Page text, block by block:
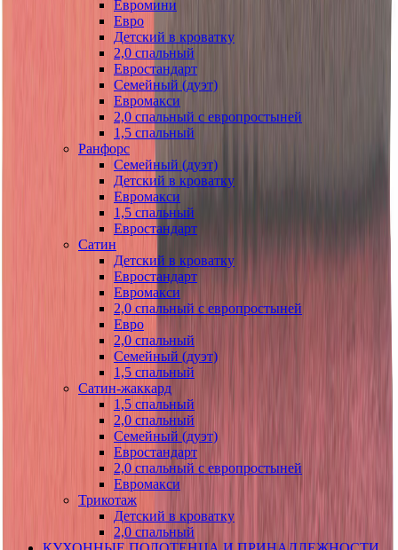
Евромини
Евро
Детский в кроватку
2,0 спальный
Евростандарт
Семейный (дуэт)
Евромакси
2,0 спальный с европростыней
1,5 спальный
Ранфорс
Семейный (дуэт)
Детский в кроватку
Евромакси
1,5 спальный
Евростандарт
Сатин
Детский в кроватку
Евростандарт
Евромакси
2,0 спальный с европростыней
Евро
2,0 спальный
Семейный (дуэт)
1,5 спальный
Сатин-жаккард
1,5 спальный
2,0 спальный
Семейный (дуэт)
Евростандарт
2,0 спальный с европростыней
Евромакси
Трикотаж
Детский в кроватку
2,0 спальный